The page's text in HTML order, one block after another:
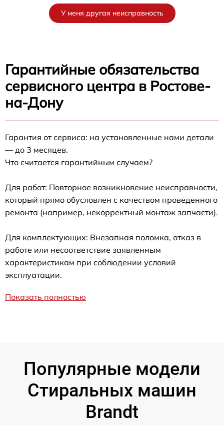
У меня другая неисправность
Гарантийные обязательства
сервисного центра в Ростове-
на-Дону
Гарантия от сервиса: на установленные нами детали
— до 3 месяцев.
Что считается гарантийным случаем?
Для работ: Повторное возникновение неисправности,
который прямо обусловлен с качеством проведенного
ремонта (например, некорректный монтаж запчасти).
Для комплектующих: Внезапная поломка, отказ в
работе или несоответствие заявленным
характеристикам при соблюдении условий
эксплуатации.
Показать полностью
Популярные модели
Стиральных машин
Brandt